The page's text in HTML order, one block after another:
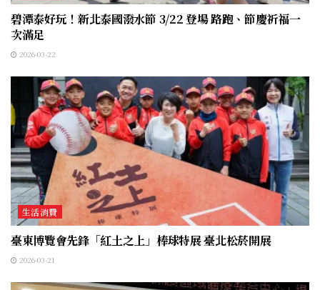
碧潭泰好玩！新北泰國潑水節 3/22 登場 路跑、節慶祈福一
次滿足
2026-03-22
生活消費
臺東博覽會先鋒「紅土之上」棒球特展 臺北松菸開展
2026-03-21